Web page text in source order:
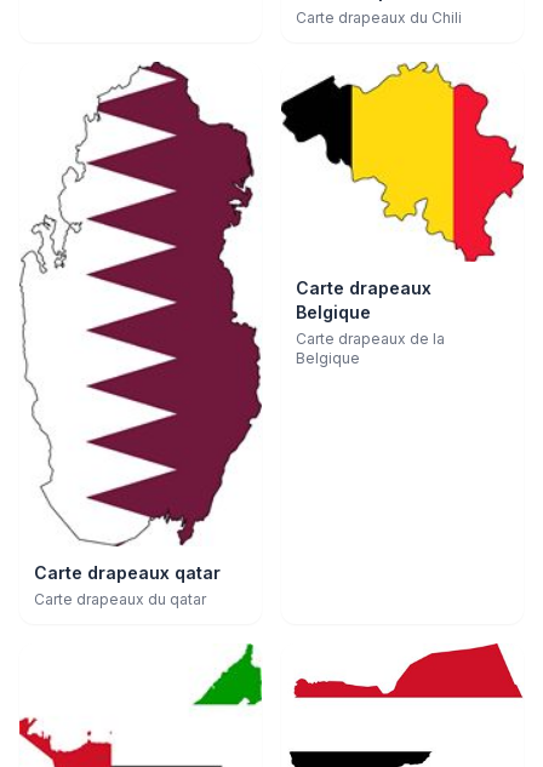
Carte drapeaux du Chili
Carte drapeaux qatar
Carte drapeaux du qatar
Carte drapeaux
Belgique
Carte drapeaux de la
Belgique